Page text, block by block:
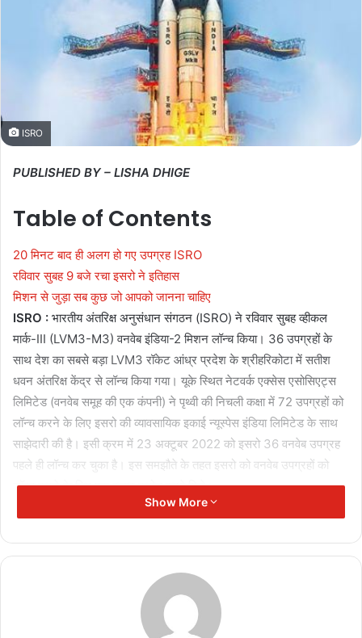
ISRO
PUBLISHED BY – LISHA DHIGE
Table of Contents
20 मिनट बाद ही अलग हो गए उपग्रह ISRO
रविवार सुबह 9 बजे रचा इसरो ने इतिहास
मिशन से जुड़ा सब कुछ जो आपको जानना चाहिए
ISRO : भारतीय अंतरिक्ष अनुसंधान संगठन (ISRO) ने रविवार सुबह व्हीकल
मार्क-III (LVM3-M3) वनवेब इंडिया-2 मिशन लॉन्च किया। 36 उपग्रहों के
साथ देश का सबसे बड़ा LVM3 रॉकेट आंध्र प्रदेश के श्रीहरिकोटा में सतीश
धवन अंतरिक्ष केंद्र से लॉन्च किया गया। यूके स्थित नेटवर्क एक्सेस एसोसिएट्स
लिमिटेड (वनवेब समूह की एक कंपनी) ने पृथ्वी की निचली कक्षा में 72 उपग्रहों को
लॉन्च करने के लिए इसरो की व्यावसायिक इकाई न्यूस्पेस इंडिया लिमिटेड के साथ
साझेदारी की है। इसी क्रम में 23 अक्टूबर 2022 को इसरो 36 वनवेब उपग्रह
पहले ही लॉन्च कर चुका है। इस समझौते के तहत इसरो को वनवेब उपग्रहों को
लॉन्च करने के लिए एक हजार करोड़ रुपये मिले।
RJD विधायक दल का नेता बने तेजस्वी यादव,
चुनावी हार पर बैठक में सामने आए अहम
कारण
November 17, 2025
Show More